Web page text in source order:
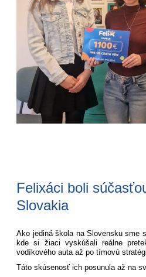
Felixáci boli
Slovakia
Ako jediná škola na Slovensku sme
kde si žiaci vyskúšali reálne
vodíkového auta až po tímovú
Táto skúsenosť ich posunula až na